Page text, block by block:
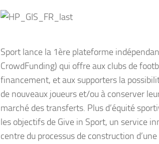
Sport lance la 1ère plateforme
CrowdFunding) qui offre aux clubs de
financement, et aux supporters la
de nouveaux joueurs et/ou à conserver
marché des transferts. Plus d’équité
les objectifs de Give in Sport, un service
centre du processus de construction